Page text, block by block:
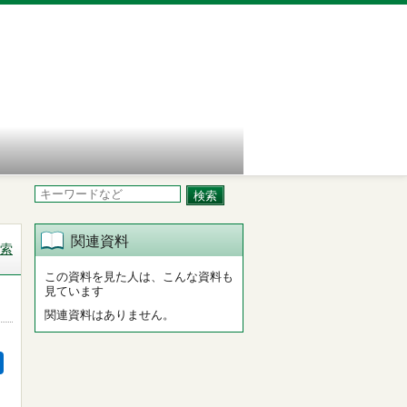
関連資料
この資料を見た人は、こんな資料も
見ています
関連資料はありません。